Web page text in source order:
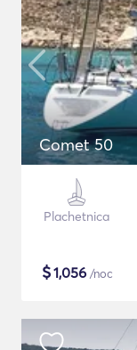
Comet 50
Plachetnica
$1,056 /noc